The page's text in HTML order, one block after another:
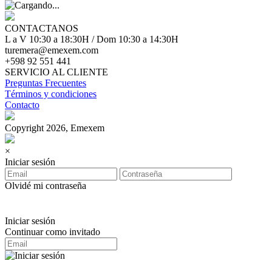
CONTACTANOS
L a V 10:30 a 18:30H / Dom 10:30 a 14:30H
turemera@emexem.com
+598 92 551 441
SERVICIO AL CLIENTE
Preguntas Frecuentes
Términos y condiciones
Contacto
Copyright 2026, Emexem
×
Iniciar sesión
Olvidé mi contraseña
Iniciar sesión
Continuar como invitado